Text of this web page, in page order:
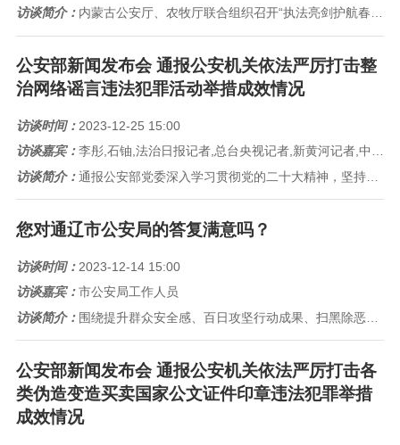
访谈简介： 内蒙古公安厅、农牧厅联合组织召开“执法亮剑护航春耕”新闻发布会
公安部新闻发布会 通报公安机关依法严厉打击整
治网络谣言违法犯罪活动举措成效情况
访谈时间： 2023-12-25 15:00
访谈嘉宾：李彤,石铀,法治日报记者,总台央视记者,新黄河记者,中国网记者,学习强国学习平台记者,总台央广记者,新华社记者
访谈简介：通报公安部党委深入学习贯彻党的二十大精神，坚持以人民为中心的发展思想，部署全国公安机关依法严厉打击整治网络谣言违法犯罪活...
您对通辽市公安局的答复满意吗？
访谈时间： 2023-12-14 15:00
访谈嘉宾：市公安局工作人员
访谈简介： 围绕提升群众安全感、百日攻坚行动成果、扫黑除恶、打击电信诈骗、优化法治化营商环境等问题与广大市民进行了面对面地沟通
公安部新闻发布会 通报公安机关依法严厉打击各
类伪造变造买卖国家公文证件印章违法犯罪举措
成效情况